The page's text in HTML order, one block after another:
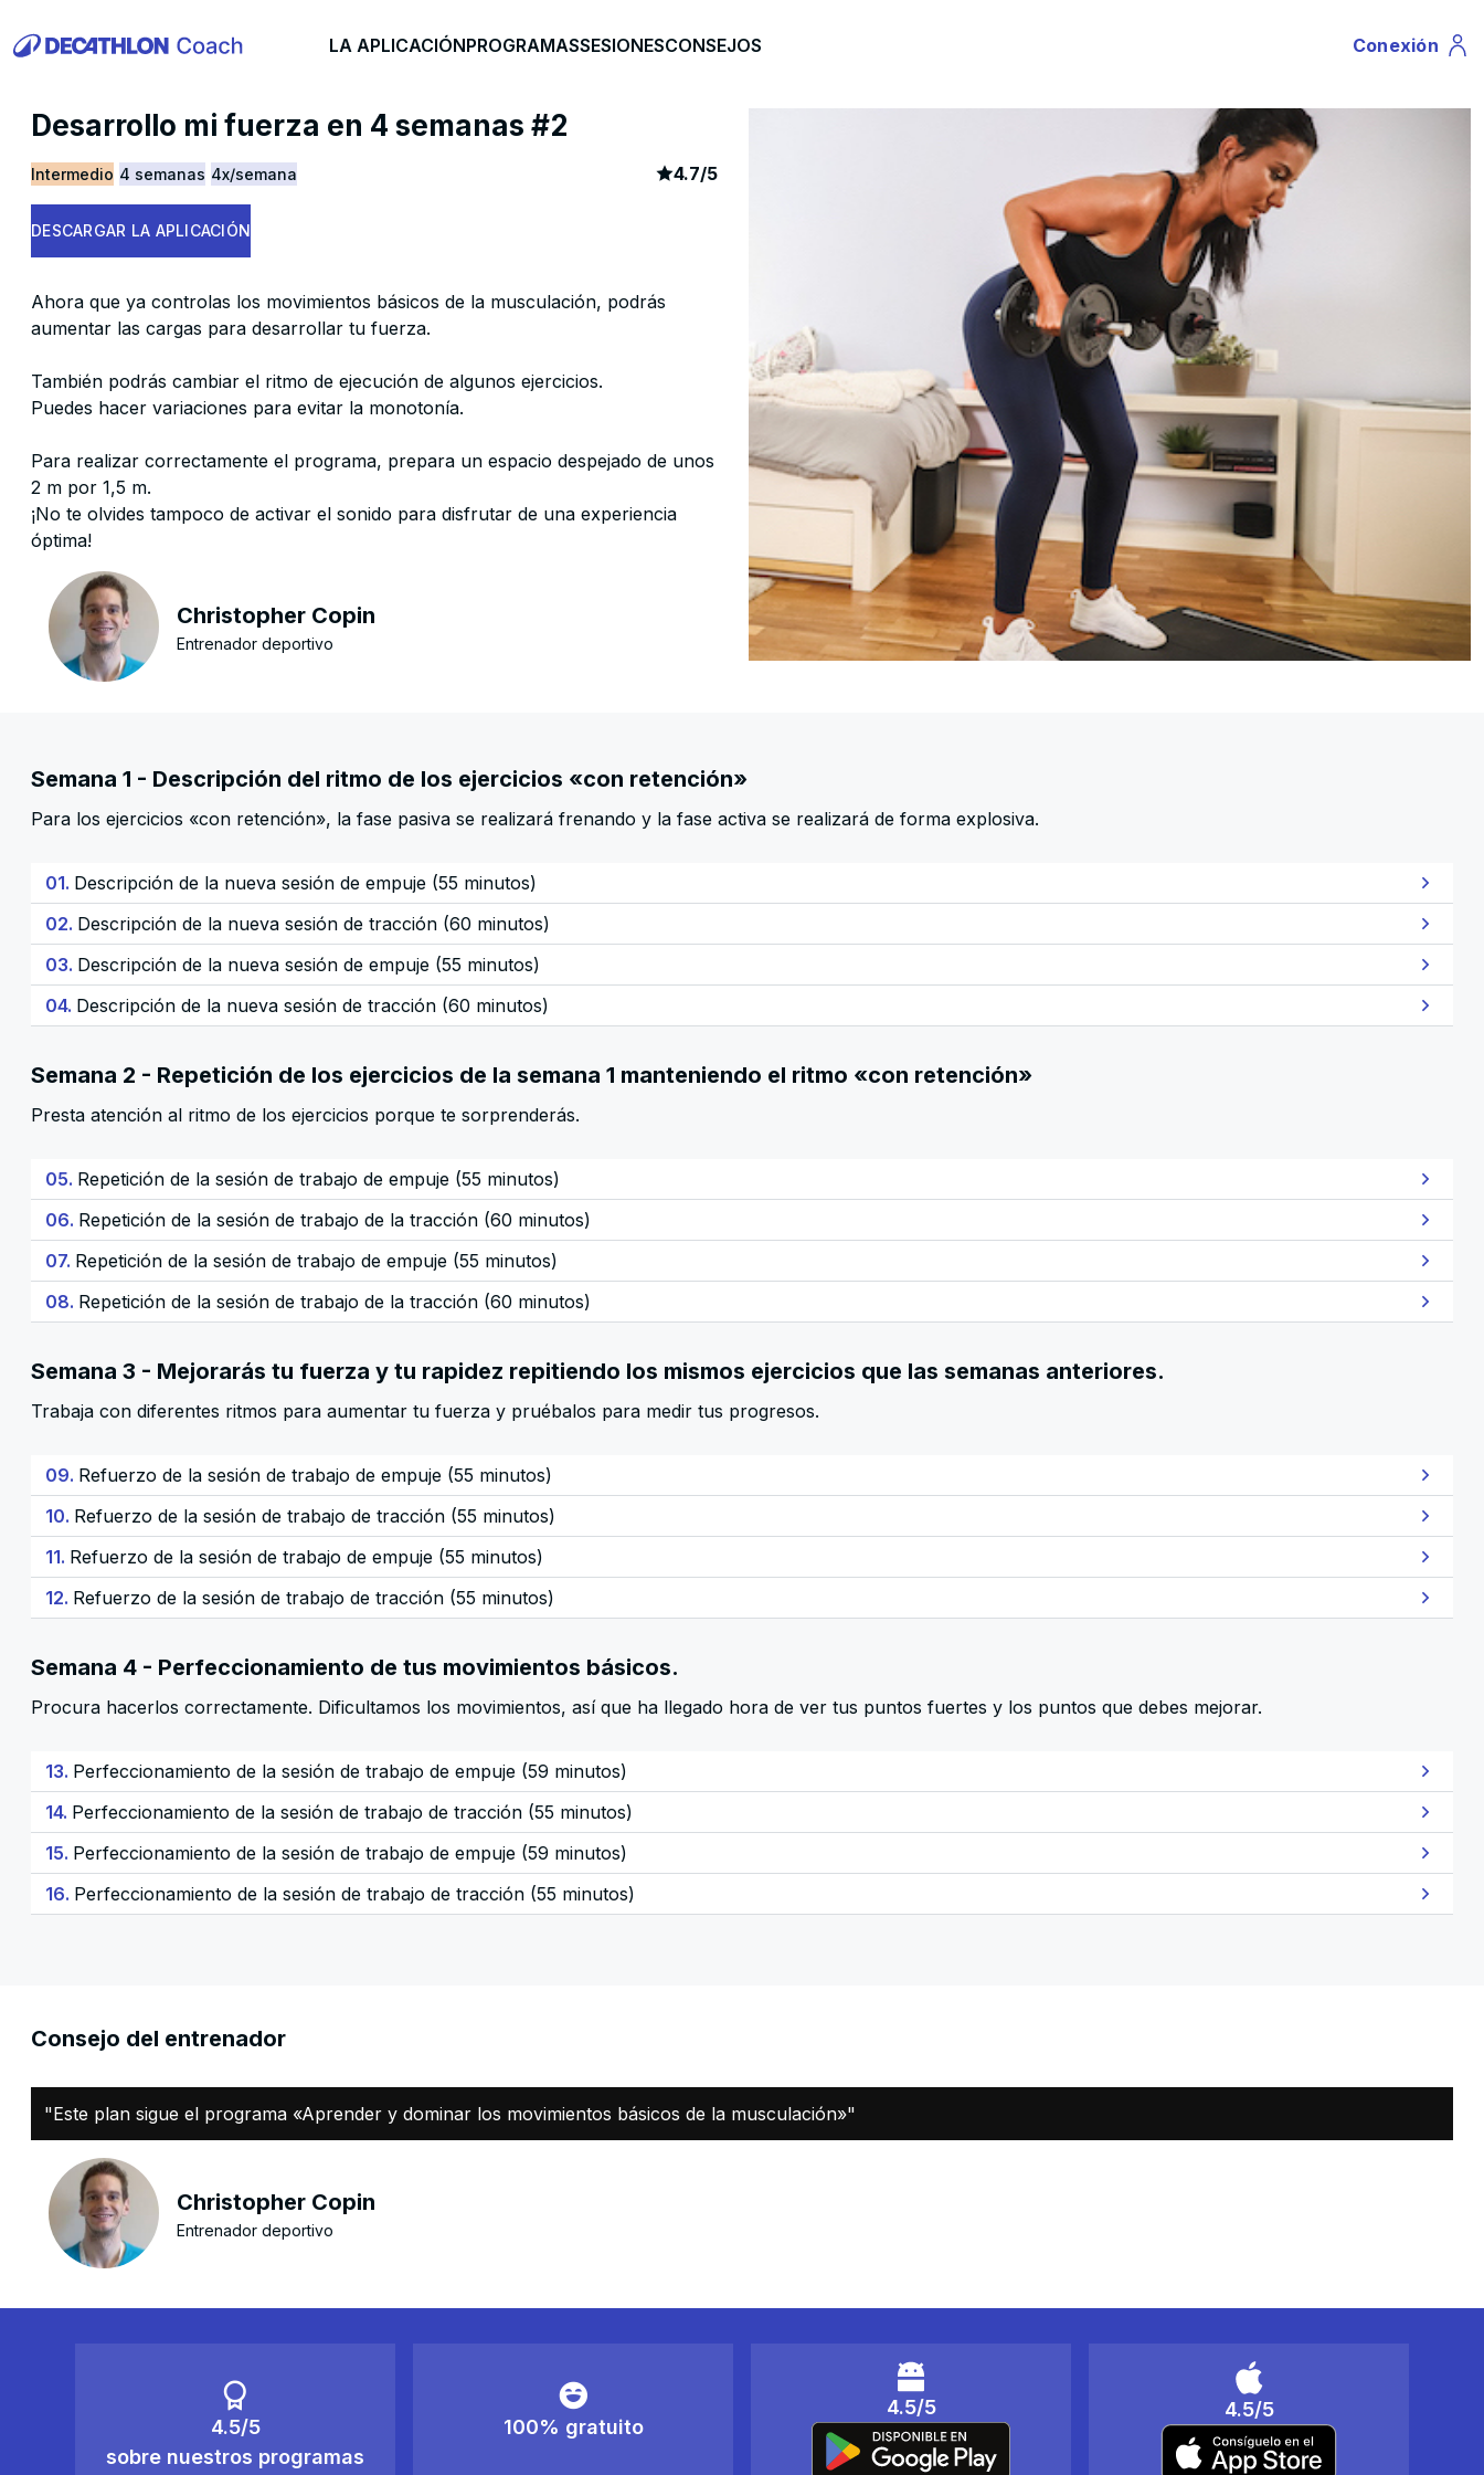
LA APLICACIÓNPROGRAMASSESIONESCONSEJOS Profile
Conexión
Desarrollo mi fuerza en 4 semanas #2
Intermedio 4 semanas 4x/semana article rating
4.7/5243
DESCARGAR LA APLICACIÓN
Ahora que ya controlas los movimientos básicos de la musculación, podrás
aumentar las cargas para desarrollar tu fuerza.
También podrás cambiar el ritmo de ejecución de algunos ejercicios.
Puedes hacer variaciones para evitar la monotonía.
Para realizar correctamente el programa, prepara un espacio despejado de unos
2 m por 1,5 m.
¡No te olvides tampoco de activar el sonido para disfrutar de una experiencia
óptima!
Christopher Copin
Entrenador deportivo
Semana 1 - Descripción del ritmo de los ejercicios «con retención»
Para los ejercicios «con retención», la fase pasiva se realizará frenando y la fase activa se realizará de forma explosiva.
01. Descripción de la nueva sesión de empuje (55 minutos)
02. Descripción de la nueva sesión de tracción (60 minutos)
03. Descripción de la nueva sesión de empuje (55 minutos)
04. Descripción de la nueva sesión de tracción (60 minutos)
Semana 2 - Repetición de los ejercicios de la semana 1 manteniendo el ritmo «con retención»
Presta atención al ritmo de los ejercicios porque te sorprenderás.
05. Repetición de la sesión de trabajo de empuje (55 minutos)
06. Repetición de la sesión de trabajo de la tracción (60 minutos)
07. Repetición de la sesión de trabajo de empuje (55 minutos)
08. Repetición de la sesión de trabajo de la tracción (60 minutos)
Semana 3 - Mejorarás tu fuerza y tu rapidez repitiendo los mismos ejercicios que las semanas anteriores.
Trabaja con diferentes ritmos para aumentar tu fuerza y pruébalos para medir tus progresos.
09. Refuerzo de la sesión de trabajo de empuje (55 minutos)
10. Refuerzo de la sesión de trabajo de tracción (55 minutos)
11. Refuerzo de la sesión de trabajo de empuje (55 minutos)
12. Refuerzo de la sesión de trabajo de tracción (55 minutos)
Semana 4 - Perfeccionamiento de tus movimientos básicos.
Procura hacerlos correctamente. Dificultamos los movimientos, así que ha llegado hora de ver tus puntos fuertes y los puntos que debes mejorar.
13. Perfeccionamiento de la sesión de trabajo de empuje (59 minutos)
14. Perfeccionamiento de la sesión de trabajo de tracción (55 minutos)
15. Perfeccionamiento de la sesión de trabajo de empuje (59 minutos)
16. Perfeccionamiento de la sesión de trabajo de tracción (55 minutos)
Consejo del entrenador
"Este plan sigue el programa «Aprender y dominar los movimientos básicos de la musculación»"
Christopher Copin
Entrenador deportivo
4.5/5
sobre nuestros programas
100% gratuito
4.5/5 4.5/5